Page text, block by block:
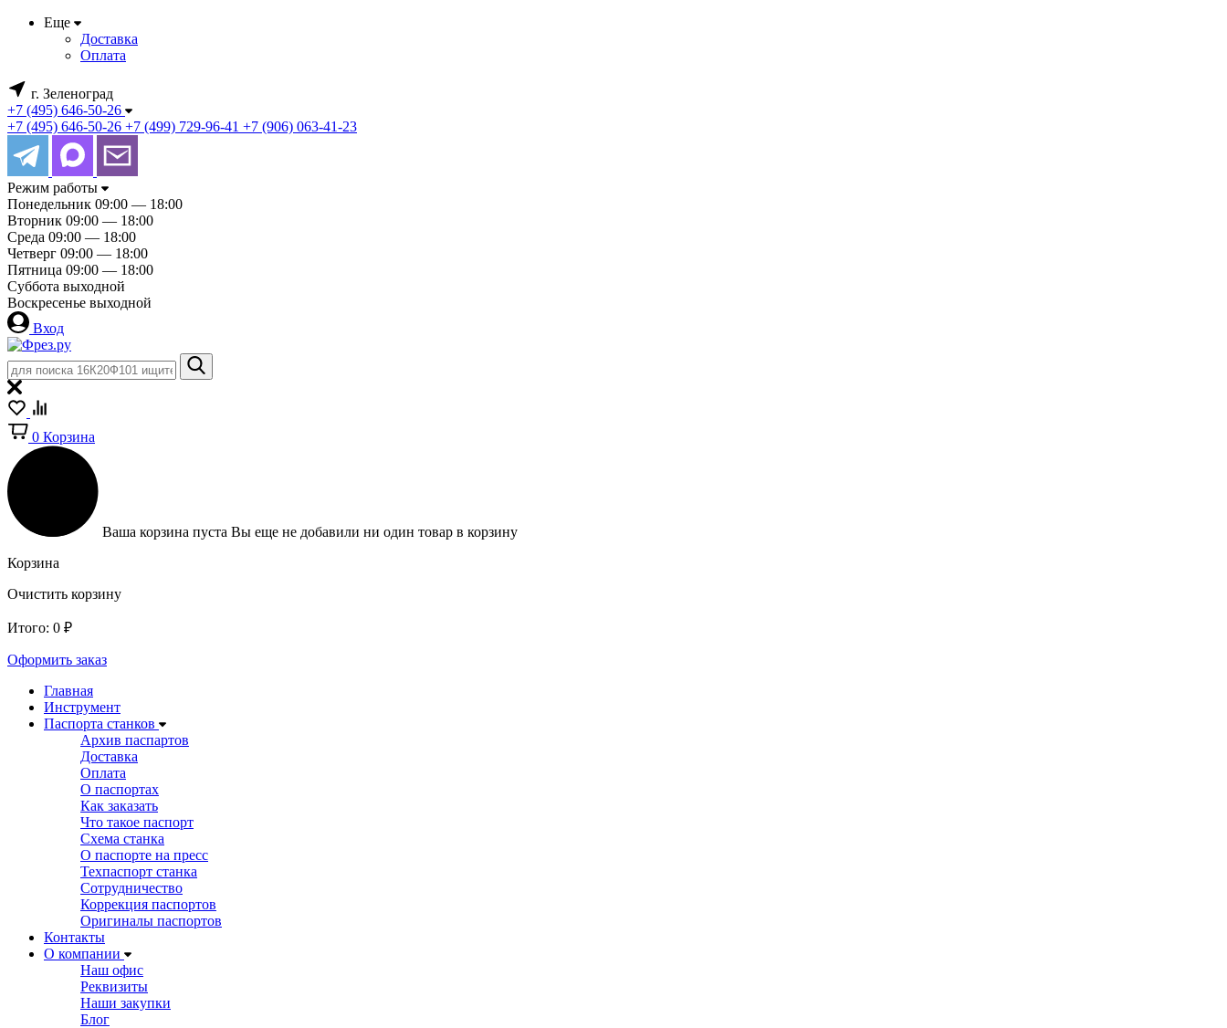
Еще
Доставка
Оплата
г. Зеленоград
+7 (495) 646-50-26
+7 (495) 646-50-26 +7 (499) 729-96-41 +7 (906) 063-41-23
Режим работы
Понедельник 09:00 — 18:00
Вторник 09:00 — 18:00
Среда 09:00 — 18:00
Четверг 09:00 — 18:00
Пятница 09:00 — 18:00
Суббота выходной
Воскресенье выходной
Вход
0 Корзина
Ваша корзина пуста Вы еще не добавили ни один товар в корзину
Корзина
Очистить корзину
Итого: 0 ₽
Оформить заказ
Главная
Инструмент
Паспорта станков
Архив паспартов
Доставка
Оплата
О паспортах
Как заказать
Что такое паспорт
Схема станка
О паспорте на пресс
Техпаспорт станка
Сотрудничество
Коррекция паспортов
Оригиналы паспортов
Контакты
О компании
Наш офис
Реквизиты
Наши закупки
Блог